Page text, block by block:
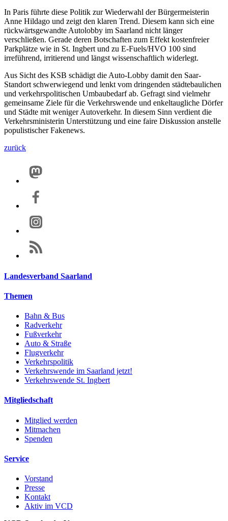
In Paris führte diese Politik zur Wiederwahl der Bürgermeisterin
Anne Hildago und zeigt den klaren Trend. Diesem kann sich eine
rückwärtsgewandte Autolobby im Saarland nicht länger
verschließen. Gerade deren Botschaften zum Effekt kostenfreier
Parkplätze wie in St. Ingbert und zu E-Fuels/HVO 100 sind
irreführend, irritierend und längst wissenschaftlich widerlegt.
Aus Sicht des KSB schädigt die Auto-Lobby damit den Saar-
Standort schwerwiegend und lenkt vom dringenden städtebaulichen
und verkehrspolitischen Umbaubedarf ab. Gefragt sind vielmehr
gemeinsame Ziele für die Verkehrswende und enkeltaugliche Dörfer
und Städte mit weniger Autoverkehr. In diesem Sinn verdient die
Verkehrsministerin Unterstützung und eine faire Diskussion anstelle
populistischer Fakenews.
zurück
Landesverband Saarland
Themen
Bahn & Bus
Radverkehr
Fußverkehr
Auto & Straße
Flugverkehr
Verkehrspolitik
Verkehrswende im Saarland jetzt!
Verkehrswende St. Ingbert
Mitgliedschaft
Mitglied werden
Mitmachen
Spenden
Service
Vorstand
Presse
Kontakt
Aktiv im VCD